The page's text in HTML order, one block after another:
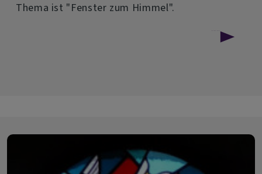
Thema ist "Fenster zum Himmel".